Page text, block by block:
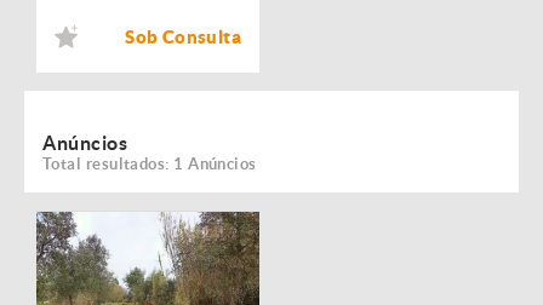
Sob Consulta
Anúncios
Total resultados: 1 Anúncios